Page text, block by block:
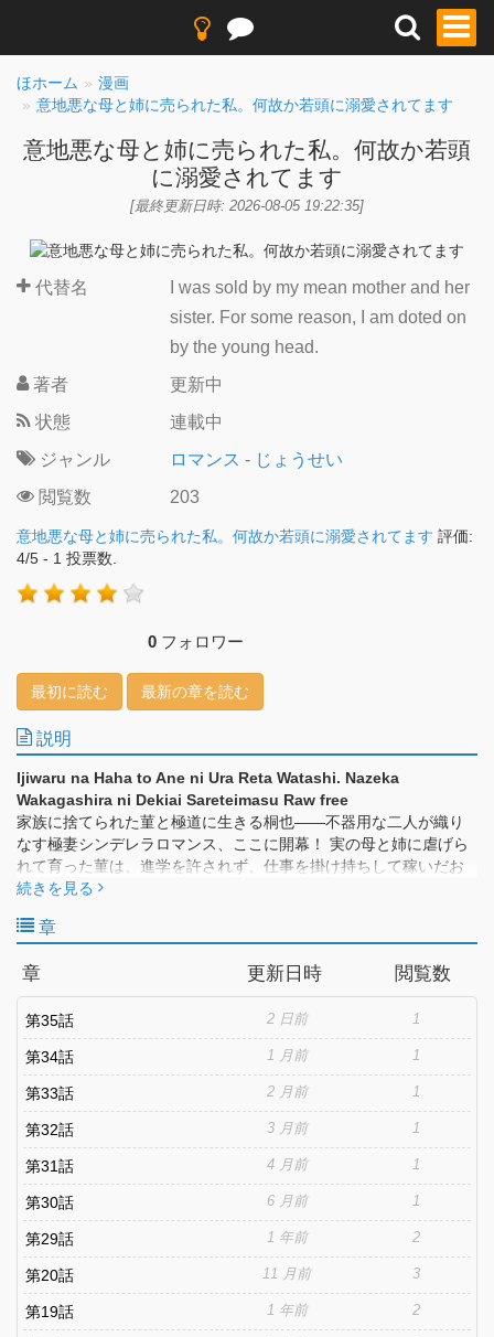
ほホーム
漫画
意地悪な母と姉に売られた私。何故か若頭に溺愛されてます
意地悪な母と姉に売られた私。何故か若頭
に溺愛されてます
[最終更新日時: 2026-08-05 19:22:35]
代替名
I was sold by my mean mother and her
sister. For some reason, I am doted on
by the young head.
著者
更新中
状態
連載中
ジャンル
ロマンス - じょうせい
閲覧数
203
意地悪な母と姉に売られた私。何故か若頭に溺愛されてます 評価:
4/5 - 1 投票数.
0 フォロワー
最初に読む 最新の章を読む
説明
Ijiwaru na Haha to Ane ni Ura Reta Watashi. Nazeka
Wakagashira ni Dekiai Sareteimasu Raw free
家族に捨てられた菫と極道に生きる桐也――不器用な二人が織り
なす極妻シンデレラロマンス、ここに開幕！ 実の母と姉に虐げら
れて育った菫は、進学を許されず、仕事を掛け持ちして稼いだお
金はすべて浪費家の二人に取り上げられている。家に帰っても休
そんなある日、姉が作った借金の取り立てに、獅月組の若頭を名
続きを見る
章
章 更新日時 閲覧数
第35話 2 日前 1
第34話 1 月前 1
第33話 2 月前 1
第32話 3 月前 1
第31話 4 月前 1
第30話 6 月前 1
第29話 1 年前 2
第20話 11 月前 3
第19話 1 年前 2